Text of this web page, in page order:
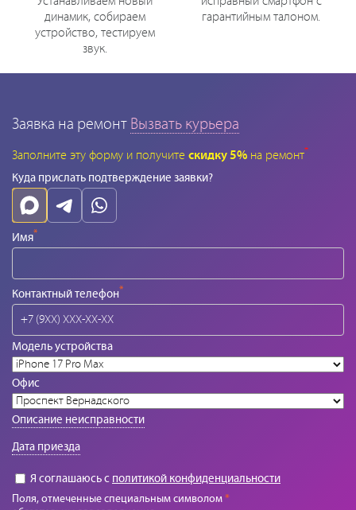
динамик, собираем
устройство, тестируем
звук.
гарантийным талоном.
Заявка на ремонт Вызвать курьера
Заполните эту форму и получите скидку 5% на ремонт*
Куда прислать подтверждение заявки?
Имя*
Контактный телефон*
Модель устройства
Офис
Описание неисправности
Дата приезда
Я соглашаюсь с политикой конфиденциальности
Поля, отмеченные специальным символом*